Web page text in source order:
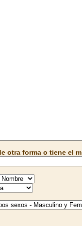
otra forma o tiene el